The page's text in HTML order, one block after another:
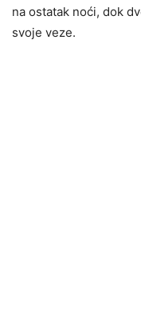
na ostatak noći, dok
svoje veze.